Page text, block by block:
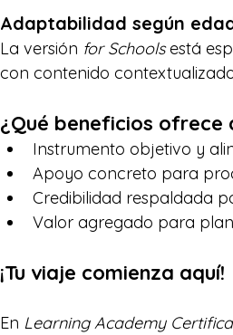
Adaptabilidad según
La versión for Schools está
con contenido
¿Qué beneficios ofrece
Instrumento objetivo y
Apoyo concreto para
Credibilidad respaldada
Valor agregado para
¡Tu viaje comienza aquí!
En Learning Academy